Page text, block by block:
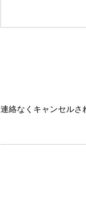
連絡なくキャンセルさ